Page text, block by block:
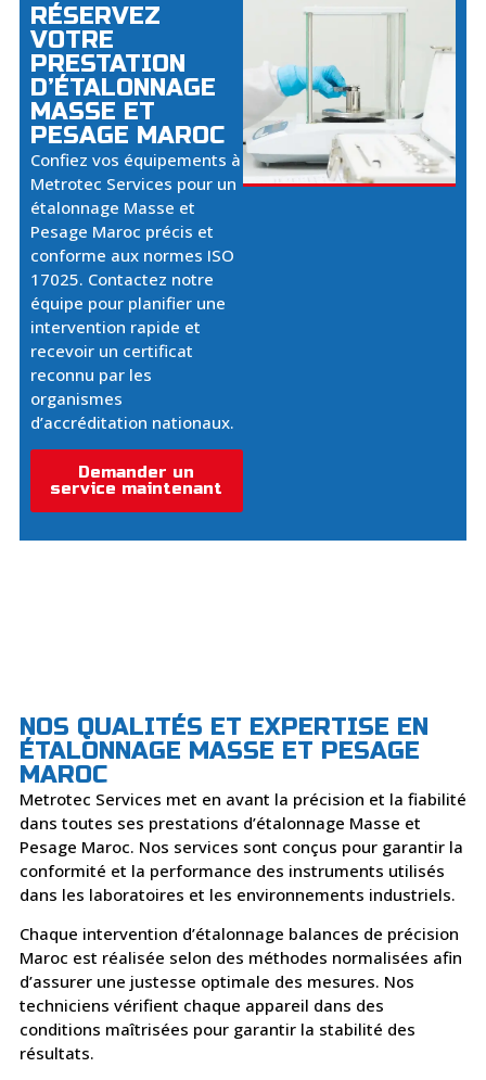
RÉSERVEZ
VOTRE
PRESTATION
D’ÉTALONNAGE
MASSE ET
PESAGE MAROC
Confiez vos équipements à
Metrotec Services pour un
étalonnage Masse et
Pesage Maroc précis et
conforme aux normes ISO
17025. Contactez notre
équipe pour planifier une
intervention rapide et
recevoir un certificat
reconnu par les
organismes
d’accréditation nationaux.
Demander un
service maintenant
NOS QUALITÉS ET EXPERTISE EN
ÉTALONNAGE MASSE ET PESAGE
MAROC
Metrotec Services met en avant la précision et la fiabilité
dans toutes ses prestations d’étalonnage Masse et
Pesage Maroc. Nos services sont conçus pour garantir la
conformité et la performance des instruments utilisés
dans les laboratoires et les environnements industriels.
Chaque intervention d’étalonnage balances de précision
Maroc est réalisée selon des méthodes normalisées afin
d’assurer une justesse optimale des mesures. Nos
techniciens vérifient chaque appareil dans des
conditions maîtrisées pour garantir la stabilité des
résultats.